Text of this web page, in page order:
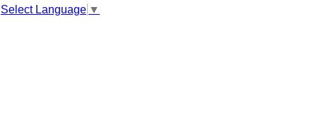
Select Language ▼